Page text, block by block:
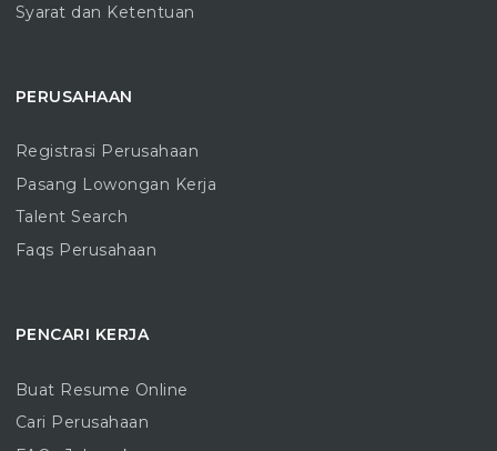
Syarat dan Ketentuan
PERUSAHAAN
Registrasi Perusahaan
Pasang Lowongan Kerja
Talent Search
Faqs Perusahaan
PENCARI KERJA
Buat Resume Online
Cari Perusahaan